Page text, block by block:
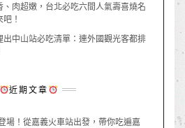
肉超嫩，台北必吃六間人氣壽喜燒名
！
中山站必吃清單：連外國觀光客都排
近期文章
場！從嘉義火車站出發，帶你吃遍嘉